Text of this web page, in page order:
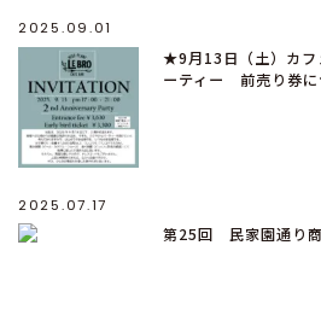
2025.09.01
★9月13日（土）カ
ーティー 前売り券に
2025.07.17
第25回 民家園通り